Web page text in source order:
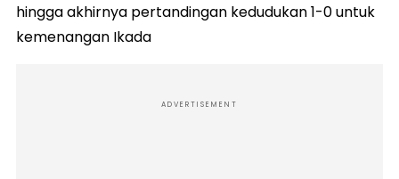
hingga akhirnya pertandingan kedudukan 1-0 untuk
kemenangan Ikada
ADVERTISEMENT